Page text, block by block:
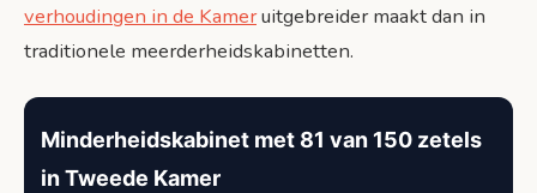
verhoudingen in de Kameruitgebreider maakt dan in
traditionele meerderheidskabinetten.
Minderheidskabinet met 81 van 150 zetels
in Tweede Kamer